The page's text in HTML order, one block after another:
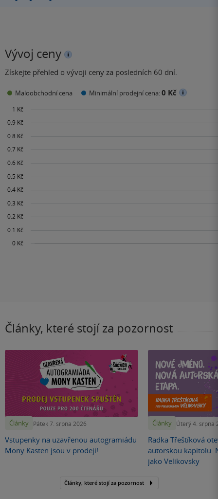
Vývoj ceny
Získejte přehled o vývoji ceny za posledních 60 dní.
Maloobchodní cena Minimální prodejní cena:0 Kč
Články, které stojí za pozornost
Články Pátek 7. srpna 2026
Vstupenky na uzavřenou autogramiádu
Mony Kasten jsou v prodeji!
Články Úterý 4. srpna
Radka Třeštíková
autorskou kapitolu.
jako Velikovsky
Články, které stojí za pozornost